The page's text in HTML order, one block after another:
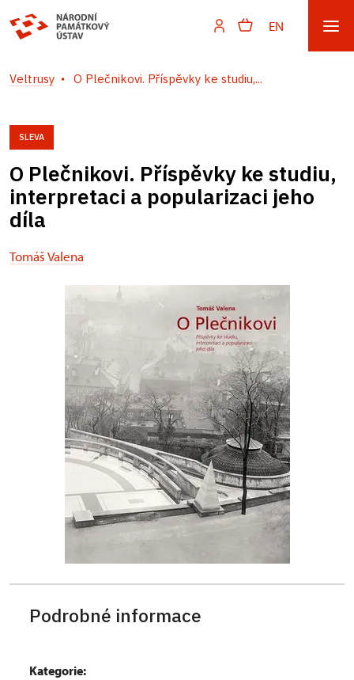
EN
Veltrusy O Plečnikovi. Příspěvky ke studiu,...
SLEVA
O Plečnikovi. Příspěvky ke studiu,
interpretaci a popularizaci jeho
díla
Tomáš Valena
Podrobné informace
Kategorie: